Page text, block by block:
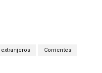
extranjeros Corrientes